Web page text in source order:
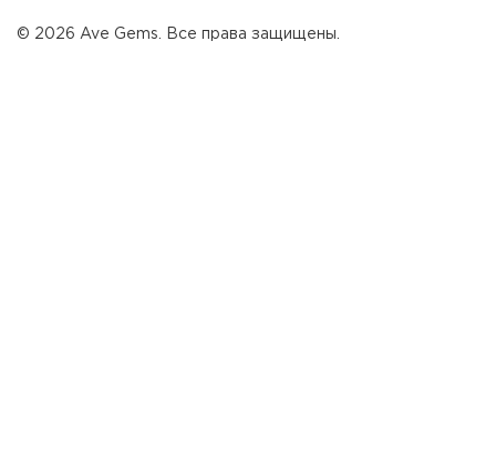
© 2026 Ave Gems. Все права защищены.